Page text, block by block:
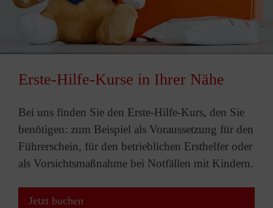
Erste-Hilfe-Kurse in Ihrer Nähe
Bei uns finden Sie den Erste-Hilfe-Kurs, den Sie
benötigen: zum Beispiel als Voraussetzung für den
Führerschein, für den betrieblichen Ersthelfer oder
als Vorsichtsmaßnahme bei Notfällen mit Kindern.
Jetzt buchen